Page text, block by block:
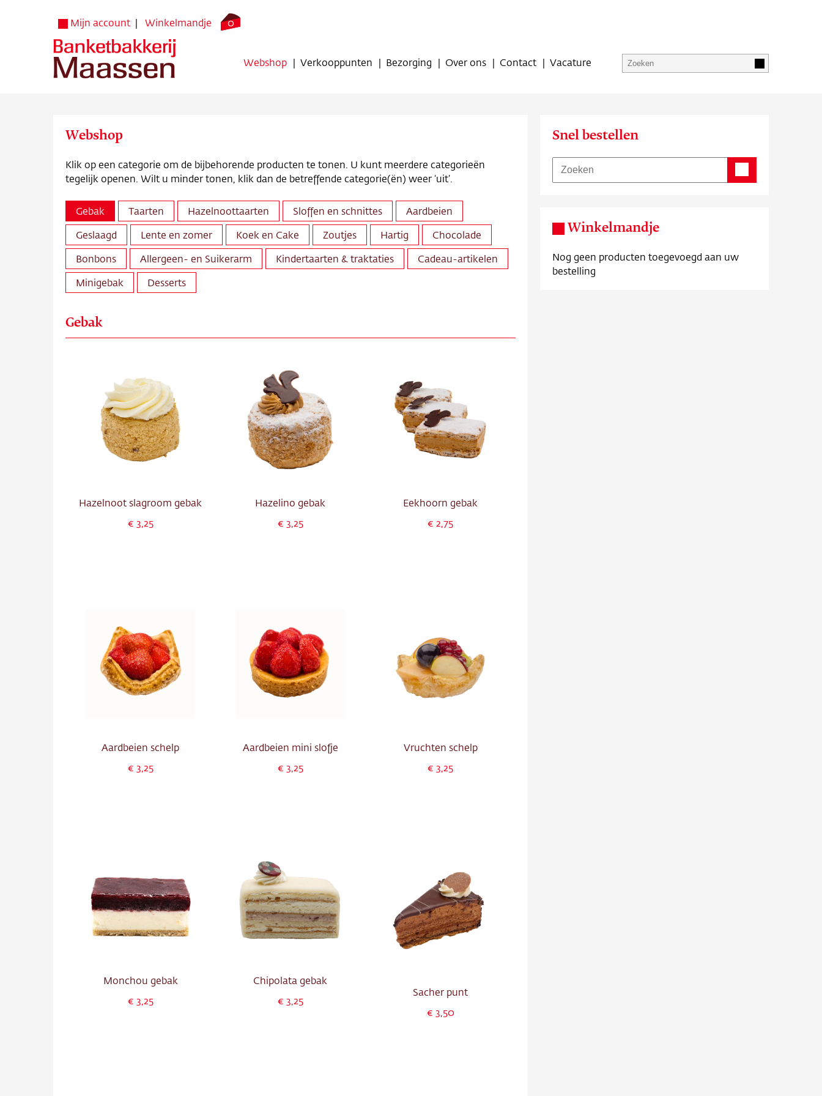
Mijn account Winkelmandje 0
Webshop Verkooppunten Bezorging Over ons Contact Vacature
Verkooppunten
Bezorging
Vacature
Webshop
Klik op een categorie om de bijbehorende producten te tonen. U kunt meerdere categorieën
tegelijk openen. Wilt u minder tonen, klik dan de betreffende categorie(ën) weer ‘uit’.
Gebak Taarten Hazelnoottaarten Sloffen en schnittes
Aardbeien
Geslaagd
Lente en zomer Koek en Cake Zoutjes Hartig
Chocolade
Bonbons
Allergeen- en Suikerarm Kindertaarten & traktaties
Cadeau-artikelen
Minigebak
Desserts
Gebak
Hazelnoot slagroom gebak
3,25
Hazelino gebak
3,25
Eekhoorn gebak
2,75
Aardbeien schelp
3,25
Aardbeien mini slofje
3,25
Vruchten schelp
3,25
Monchou gebak
3,25
Chipolata gebak
3,25
Sacher punt
3,50
Snel bestellen
Winkelmandje
Nog geen producten toegevoegd aan uw
bestelling